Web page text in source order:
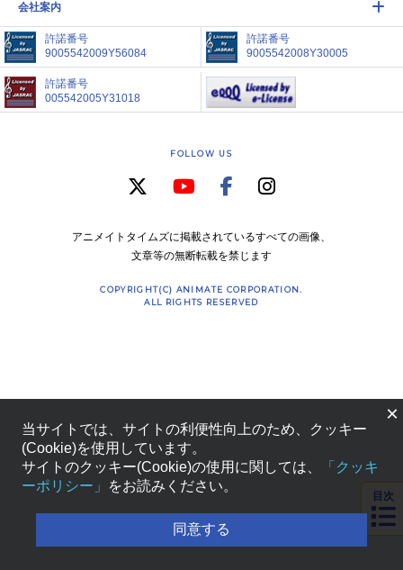
会社案内
許諾番号
9005542009Y56084
許諾番号
9005542008Y30005
許諾番号
005542005Y31018
FOLLOW US
アニメイトタイムズに掲載されているすべての画像、
文章等の無断転載を禁じます
COPYRIGHT(C) ANIMATE CORPORATION.
ALL RIGHTS RESERVED
目次
×
当サイトでは、サイトの利便性向上のため、クッキー
(Cookie)を使用しています。
サイトのクッキー(Cookie)の使用に関しては、
「クッキ
ーポリシー」
をお読みください。
同意する